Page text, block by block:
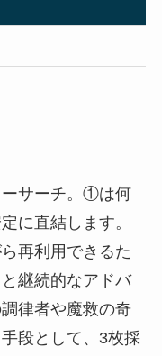
ーサーチ。①は何
に直結します。
再利用できるた
継続的なアドバ
律者や魔救の奇
段として、3枚採